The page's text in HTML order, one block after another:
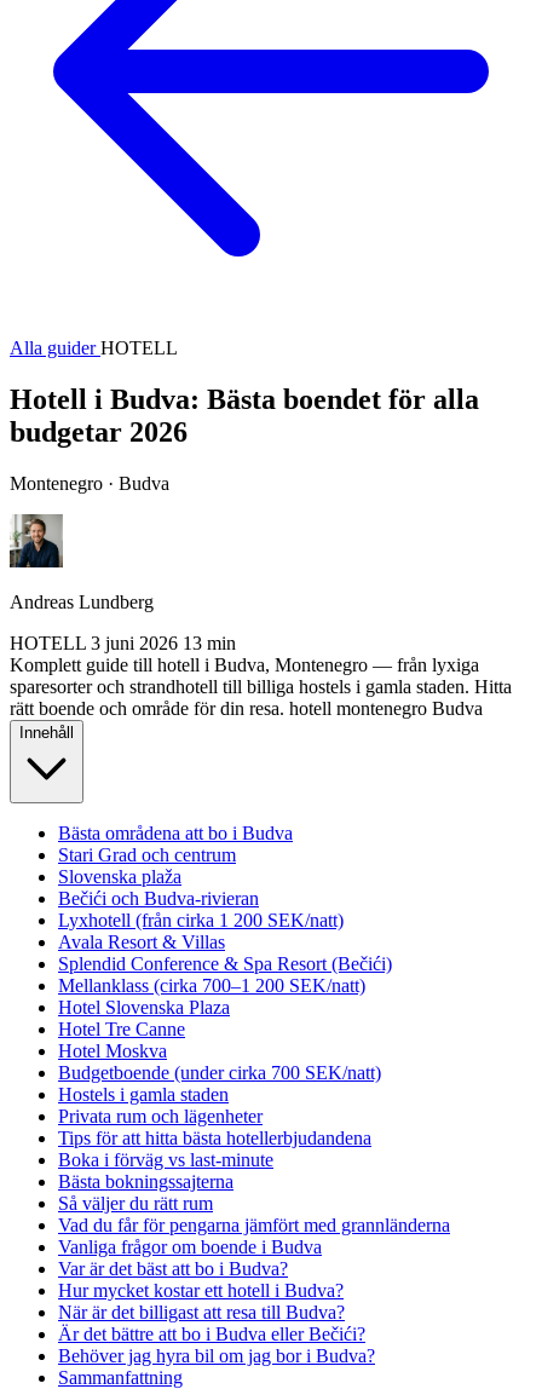
Alla guiderHOTELL
Hotell i Budva: Bästa boendet för alla
budgetar 2026
Montenegro · Budva
Andreas Lundberg
HOTELL 3 juni 2026 13 min
Komplett guide till hotell i Budva, Montenegro — från lyxiga
sparesorter och strandhotell till billiga hostels i gamla staden. Hitta
rätt boende och område för din resa. hotell montenegro Budva
Innehåll
Bästa områdena att bo i Budva
Stari Grad och centrum
Slovenska plaža
Bečići och Budva-rivieran
Lyxhotell (från cirka 1 200 SEK/natt)
Avala Resort & Villas
Splendid Conference & Spa Resort (Bečići)
Mellanklass (cirka 700–1 200 SEK/natt)
Hotel Slovenska Plaza
Hotel Tre Canne
Hotel Moskva
Budgetboende (under cirka 700 SEK/natt)
Hostels i gamla staden
Privata rum och lägenheter
Tips för att hitta bästa hotellerbjudandena
Boka i förväg vs last-minute
Bästa bokningssajterna
Så väljer du rätt rum
Vad du får för pengarna jämfört med grannländerna
Vanliga frågor om boende i Budva
Var är det bäst att bo i Budva?
Hur mycket kostar ett hotell i Budva?
När är det billigast att resa till Budva?
Är det bättre att bo i Budva eller Bečići?
Behöver jag hyra bil om jag bor i Budva?
Sammanfattning